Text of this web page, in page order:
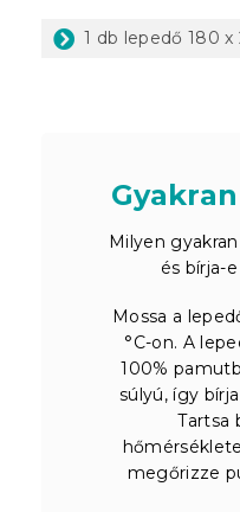
1 db lepedő 180
Milyen
és bírja-
Mossa a
°C-on. A
100%
súlyú, így
Tartsa
megőrizze